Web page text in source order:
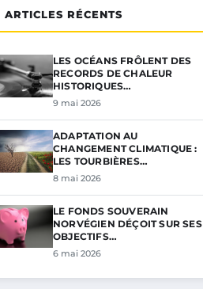
ARTICLES RÉCENTS
LES OCÉANS FRÔLENT DES
RECORDS DE CHALEUR
HISTORIQUES…
9 mai 2026
ADAPTATION AU
CHANGEMENT CLIMATIQUE :
LES TOURBIÈRES…
8 mai 2026
LE FONDS SOUVERAIN
NORVÉGIEN DÉÇOIT SUR SES
OBJECTIFS…
6 mai 2026